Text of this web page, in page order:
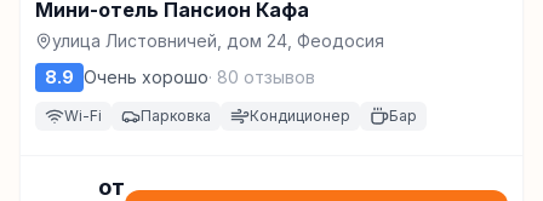
Мини-отель Пансион Кафа
улица Листовничей, дом 24, Феодосия
8.9 Очень хорошо· 80 отзывов
Wi-Fi Парковка Кондиционер Бар
от